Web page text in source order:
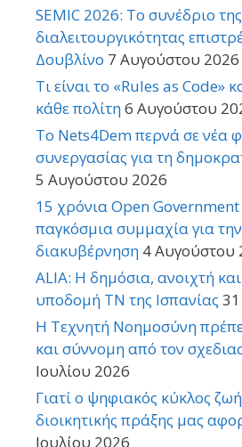
SEMIC 2026: Το συνέδριο της
διαλειτουργικότητας
Δουβλίνο 7 Αυγούστου 2026
Τι είναι το «Rules as Code»
κάθε πολίτη6 Αυγούστου
Το Nets4Dem περνά σε νέα
συνεργασίας για τη
5 Αυγούστου 2026
15 χρόνια Open
παγκόσμια συμμαχία για
διακυβέρνηση 4 Αυγούστου
ALIA: Η δημόσια, ανοιχτή
υποδομή ΤΝ της Ισπανίας
Η Τεχνητή Νοημοσύνη
και σύννομη από τον
Ιουλίου 2026
Γιατί ο ψηφιακός κύκλος
διοικητικής πράξης μας
Ιουλίου 2026